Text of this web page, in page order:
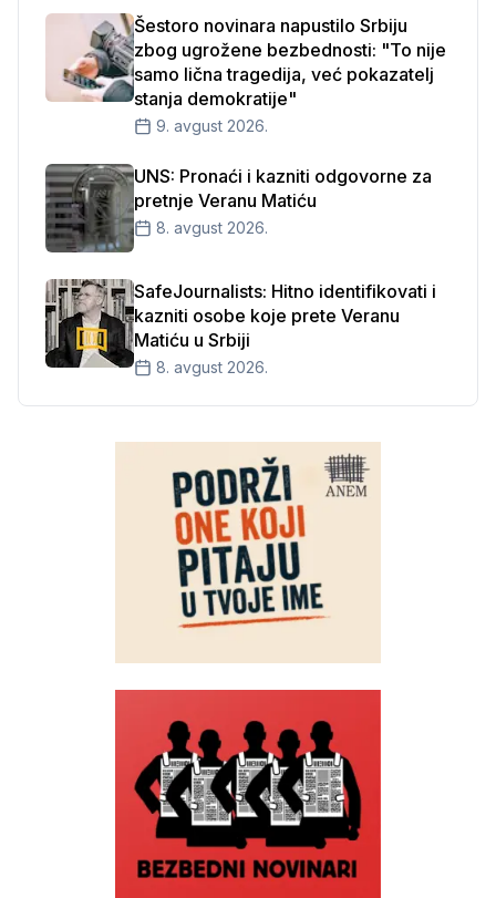
Šestoro novinara napustilo Srbiju
zbog ugrožene bezbednosti: "To nije
samo lična tragedija, već pokazatelj
stanja demokratije"
9. avgust 2026.
UNS: Pronaći i kazniti odgovorne za
pretnje Veranu Matiću
8. avgust 2026.
SafeJournalists: Hitno identifikovati i
kazniti osobe koje prete Veranu
Matiću u Srbiji
8. avgust 2026.